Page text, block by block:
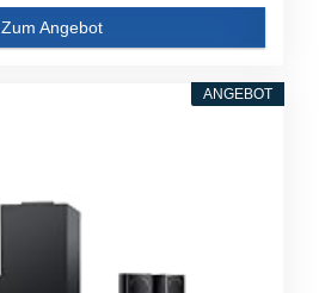
Zum Angebot
ANGEBOT